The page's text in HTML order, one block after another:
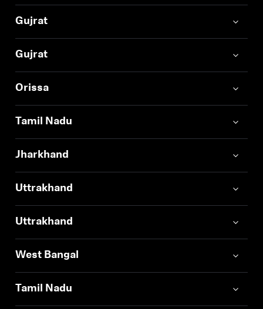
Gujrat
Gujrat
Orissa
Tamil Nadu
Jharkhand
Uttrakhand
Uttrakhand
West Bangal
Tamil Nadu